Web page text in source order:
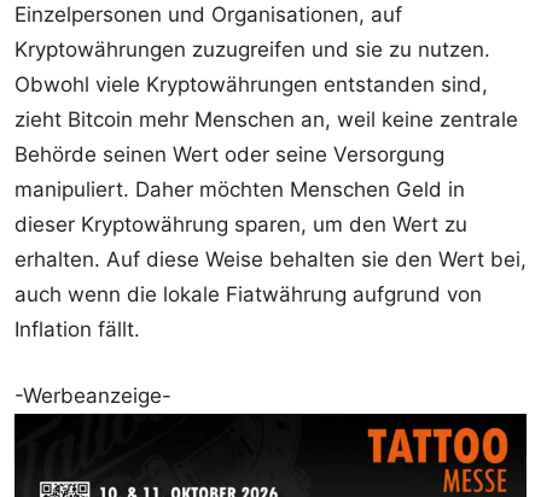
Einzelpersonen und Organisationen, auf
Kryptowährungen zuzugreifen und sie zu nutzen.
Obwohl viele Kryptowährungen entstanden sind,
zieht Bitcoin mehr Menschen an, weil keine zentrale
Behörde seinen Wert oder seine Versorgung
manipuliert. Daher möchten Menschen Geld in
dieser Kryptowährung sparen, um den Wert zu
erhalten. Auf diese Weise behalten sie den Wert bei,
auch wenn die lokale Fiatwährung aufgrund von
Inflation fällt.
-Werbeanzeige-